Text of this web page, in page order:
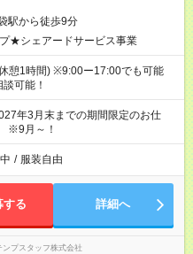
駅から徒歩9分
★シェアードサービス事業
憩1時間) ※9:00ー17:00でも可能
可能！
年3月末までの期間限定のお仕
※9月～！
/ 服装自由
する 詳細へ
ンプスタッフ株式会社